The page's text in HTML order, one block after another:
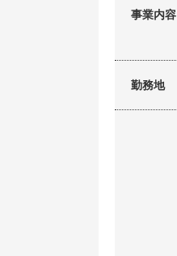
事業内容
勤務地